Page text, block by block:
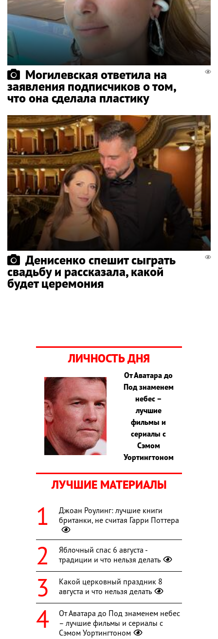
Могилевская ответила на
заявления подписчиков о том,
что она сделала пластику
Денисенко спешит сыграть
свадьбу и рассказала, какой
будет церемония
ЛИЧНОСТЬ ДНЯ
От Аватара до
Под знаменем
небес –
лучшие
фильмы и
сериалы с
Сэмом
Уортингтоном
ЛУЧШИЕ МАТЕРИАЛЫ
Джоан Роулинг: лучшие книги
британки, не считая Гарри Поттера
Яблочный спас 6 августа -
традиции и что нельзя делать
Какой церковный праздник 8
августа и что нельзя делать
От Аватара до Под знаменем небес
– лучшие фильмы и сериалы с
Сэмом Уортингтоном